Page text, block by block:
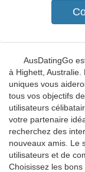
AusDatingGo
à Highett,
uniques vous
tous vos objectifs
utilisateurs
votre partenaire
recherchez des
nouveaux amis. Le
utilisateurs et de
Choisissez les